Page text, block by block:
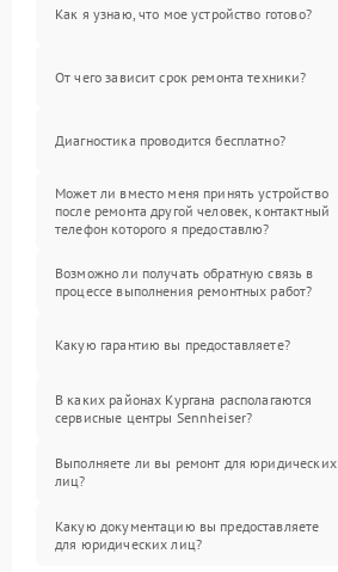
Как я узнаю, что мое устройство готово?
От чего зависит срок ремонта техники?
Диагностика проводится бесплатно?
Может ли вместо меня принять устройство
после ремонта другой человек, контактный
телефон которого я предоставлю?
Возможно ли получать обратную связь в
процессе выполнения ремонтных работ?
Какую гарантию вы предоставляете?
В каких районах Кургана располагаются
сервисные центры Sennheiser?
Выполняете ли вы ремонт для юридических
лиц?
Какую документацию вы предоставляете
для юридических лиц?